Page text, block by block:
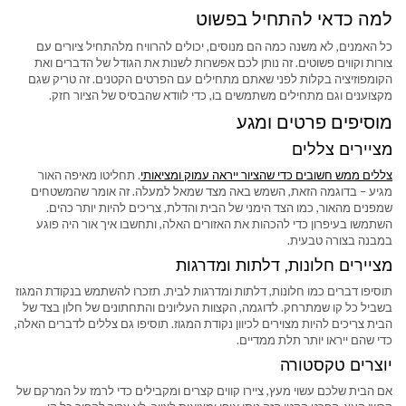
למה כדאי להתחיל בפשוט
כל האמנים, לא משנה כמה הם מנוסים, יכולים להרוויח מלהתחיל ציורים עם
צורות וקווים פשוטים. זה נותן לכם אפשרות לשנות את הגודל של הדברים ואת
הקומפוזיציה בקלות לפני שאתם מתחילים עם הפרטים הקטנים. זה טריק שגם
מקצוענים וגם מתחילים משתמשים בו, כדי לוודא שהבסיס של הציור חזק.
מוסיפים פרטים ומגע
מציירים צללים
צללים ממש חשובים כדי שהציור ייראה עמוק ומציאותי. תחליטו מאיפה האור
מגיע – בדוגמה הזאת, השמש באה מצד שמאל למעלה. זה אומר שהמשטחים
שמפנים מהאור, כמו הצד הימני של הבית והדלת, צריכים להיות יותר כהים.
השתמשו בעיפרון כדי להכהות את האזורים האלה, ותחשבו איך אור היה פוגע
במבנה בצורה טבעית.
מציירים חלונות, דלתות ומדרגות
תוסיפו דברים כמו חלונות, דלתות ומדרגות לבית. תזכרו להשתמש בנקודת המגוז
בשביל כל קו שמתרחק. לדוגמה, הקצוות העליונים והתחתונים של חלון בצד של
הבית צריכים להיות מצוירים לכיוון נקודת המגוז. תוסיפו גם צללים לדברים האלה,
כדי שהם ייראו יותר תלת ממדיים.
יוצרים טקסטורה
אם הבית שלכם עשוי מעץ, ציירו קווים קצרים ומקבילים כדי לרמז על המרקם של